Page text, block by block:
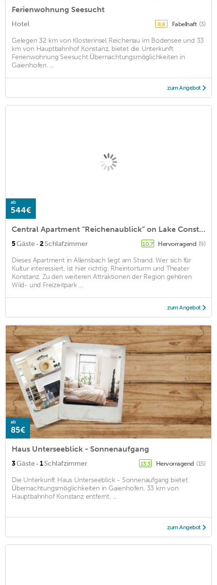
Ferienwohnung Seesucht
Hotel 8,8 Fabelhaft (3)
Gelegen 32 km von Klosterinsel Reichenau im Bodensee und 33
km von Hauptbahnhof Konstanz, bietet die Unterkunft
Ferienwohnung Seesucht Übernachtungsmöglichkeiten in
Gaienhofen. ...
zum Angebot
ab
544€
Central Apartment “Reichenaublick” on Lake Constance with Lake View, Mountain View, Wi-Fi & Balcony
5Gäste · 2Schlafzimmer 10,7 Hervorragend (9)
Dieses Apartment in Allensbach liegt am Strand. Wer sich für
Kultur interessiert, ist hier richtig: Rheintorturm und Theater
Konstanz. Zu den weiteren Attraktionen der Region gehören
Wild- und Freizeitpark ...
zum Angebot
ab
85€
Haus Unterseeblick - Sonnenaufgang
3Gäste · 1Schlafzimmer 13,3 Hervorragend (15)
Die Unterkunft Haus Unterseeblick - Sonnenaufgang bietet
Übernachtungsmöglichkeiten in Gaienhofen, 33 km von
Hauptbahnhof Konstanz entfernt. ...
zum Angebot